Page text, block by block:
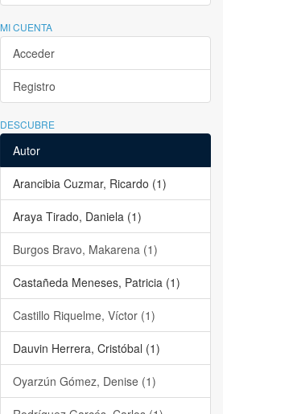
MI CUENTA
Acceder
Registro
DESCUBRE
Autor
Arancibia Cuzmar, Ricardo (1)
Araya Tirado, Daniela (1)
Burgos Bravo, Makarena (1)
Castañeda Meneses, Patricia (1)
Castillo Riquelme, Víctor (1)
Dauvin Herrera, Cristóbal (1)
Oyarzún Gómez, Denise (1)